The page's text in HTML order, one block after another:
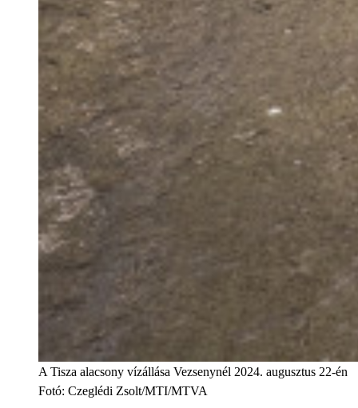
A Tisza alacsony vízállása Vezsenynél 2024. augusztus 22-én
Fotó: Czeglédi Zsolt/MTI/MTVA